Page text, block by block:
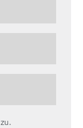
zu.